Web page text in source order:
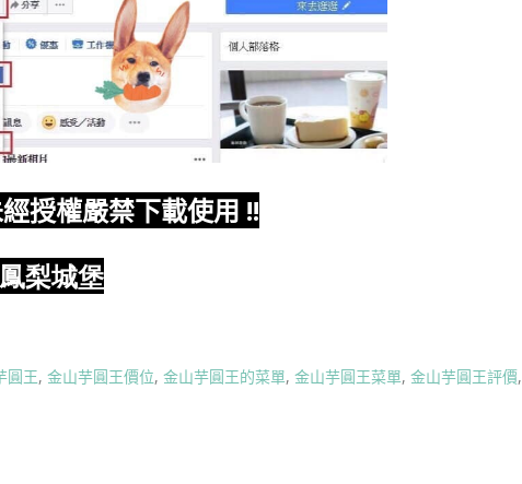
授權嚴禁下載使用 !!
梨城堡
圓王, 金山芋圓王價位, 金山芋圓王的菜單, 金山芋圓王菜單, 金山芋圓王評價,